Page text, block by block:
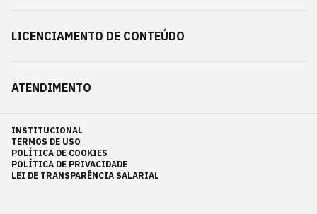
LICENCIAMENTO DE CONTEÚDO
ATENDIMENTO
INSTITUCIONAL
TERMOS DE USO
POLÍTICA DE COOKIES
POLÍTICA DE PRIVACIDADE
LEI DE TRANSPARÊNCIA SALARIAL